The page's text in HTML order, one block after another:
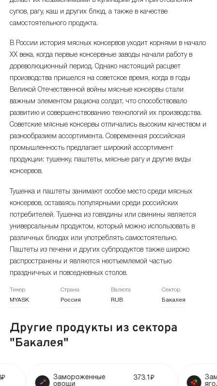
август 2025 712.77 ₽ +0.46%
июнь 2025 703.18 ₽ +1.34%
май 2025 693.86 ₽ +0.46%
апрель 2025 690.71 ₽ +0.88%
март 2025 684.69 ₽ -0.42%
февраль 2025 687.56 ₽ +6.4%
январь 2025
декабрь 2024 642.61 ₽ +1.28%
ноябрь 2024 634.49 ₽ +0.92%
октябрь 2024 628.69 ₽ +0.82%
623.56 ₽ +0.07%
июль 2024
июнь 2024 617.75 ₽ +0.39%
май 2024
супов, рагу, каш и других блюд, а также в качестве
самостоятельного продукта.
В России история мясных консервов уходит корнями в начало
XX века, когда первые консервные заводы начали работу в
дореволюционный период. Однако настоящий расцвет
производства пришелся на советское время, когда в годы
Великой Отечественной войны мясные консервы стали
важным элементом рациона солдат, что способствовало
развитию и совершенствованию технологий их производства.
Советские мясные консервы отличались высоким качеством и
разнообразием ассортимента. Современная российская
промышленность предлагает широкий ассортимент
продукции: тушенку, паштеты, мясные рагу и другие виды
консервов.
Тушенка и паштеты занимают особое место среди мясных
консервов, оставаясь популярными среди российских
потребителей. Тушенка из говядины или свинины является
универсальным продуктом, который можно использовать в
различных блюдах или употреблять самостоятельно.
Паштеты из печени и других субпродуктов также широко
распространены и являются неотъемлемой частью
праздничных и повседневных столов.
Тикер Страна Валюта Сектор
MYASK Россия RUB Бакалея
Другие продукты из сектора
"Бакалея"
373.1₽
Замороженные